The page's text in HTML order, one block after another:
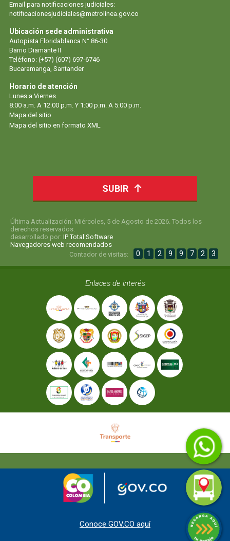
Email para notificaciones judiciales:
notificacionesjudiciales@metrolinea.gov.co
Ubicación sede administrativa
Autopista Floridablanca N° 86-30
Barrio Diamante II
Teléfono: (+57) (607) 697-6746
Bucaramanga, Santander
Horario de atención
Lunes a Viernes
8:00 a.m. A 12:00 p.m. Y 1:00 p.m. A 5:00 p.m.
Mapa del sitio
Mapa del sitio en formato XML
SUBIR
Última Actualización: Miércoles, 5 de Agosto de 2026. Todos los
derechos reservados.
desarrollado por: IP Total Software
Navegadores web recomendados
Contador de visitas:
0 1 2 9 9 7 2 3
Enlaces de interés
Conoce GOV.CO aquí